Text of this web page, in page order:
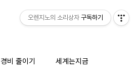
비 줄이기 세계는지금
오렌지노의 소리상자 구독하기